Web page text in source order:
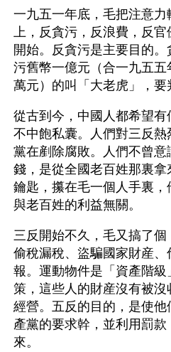
一九五一年底，毛把注意
上，反貪污，反浪費，反
開始。反貪污是主要目的
污舊幣一億元（合一九五
萬元）的叫「大老虎」，要
從古到今，中國人都希望
不中飽私囊。人們對三反
黨在剷除腐敗。人們不曾
錢，是從全國老百姓那裏
鑰匙，攥在毛一個人手裏，
與老百姓的利益無關。
三反開始不久，毛又搞了個
偷稅漏稅、盜騙國家財産
報。運動物件是「資產階
策，這些人的財産沒有被
經營。五反的目的，是使
產黨的要求幹，並利用罰
來。